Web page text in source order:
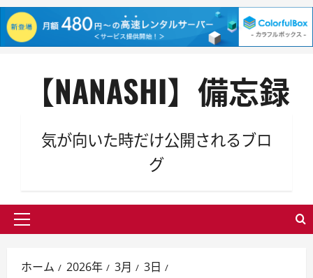
【NANASHI】備忘録
気が向いた時だけ公開されるブロ
グ
メ
ン
ホーム 2026年 3月
3日